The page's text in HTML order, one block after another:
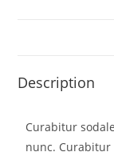
Description
Curabitur
nunc.